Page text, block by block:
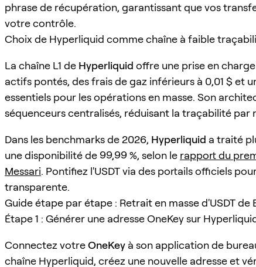
phrase de récupération, garantissant que vos
votre contrôle.
Choix de Hyperliquid comme chaîne à faible
La chaîne L1 de Hyperliquid offre une prise en
actifs pontés, des frais de gaz inférieurs à 0,01 $ et
essentiels pour les opérations en masse. Son
séquenceurs centralisés, réduisant la traçabilité par
Dans les benchmarks de 2026, Hyperliquid a traité
une disponibilité de 99,99 %, selon le rapport du
Messari. Pontifiez l'USDT via des portails officiels
transparente.
Guide étape par étape : Retrait en masse d'USDT de
Étape 1 : Générer une adresse OneKey sur
Connectez votreOneKey à son application de
chaîne Hyperliquid, créez une nouvelle adresse et